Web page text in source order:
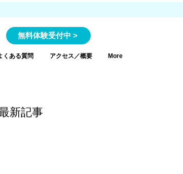
無料体験受付中 >
くある質問 アクセス／概要 More
新記事